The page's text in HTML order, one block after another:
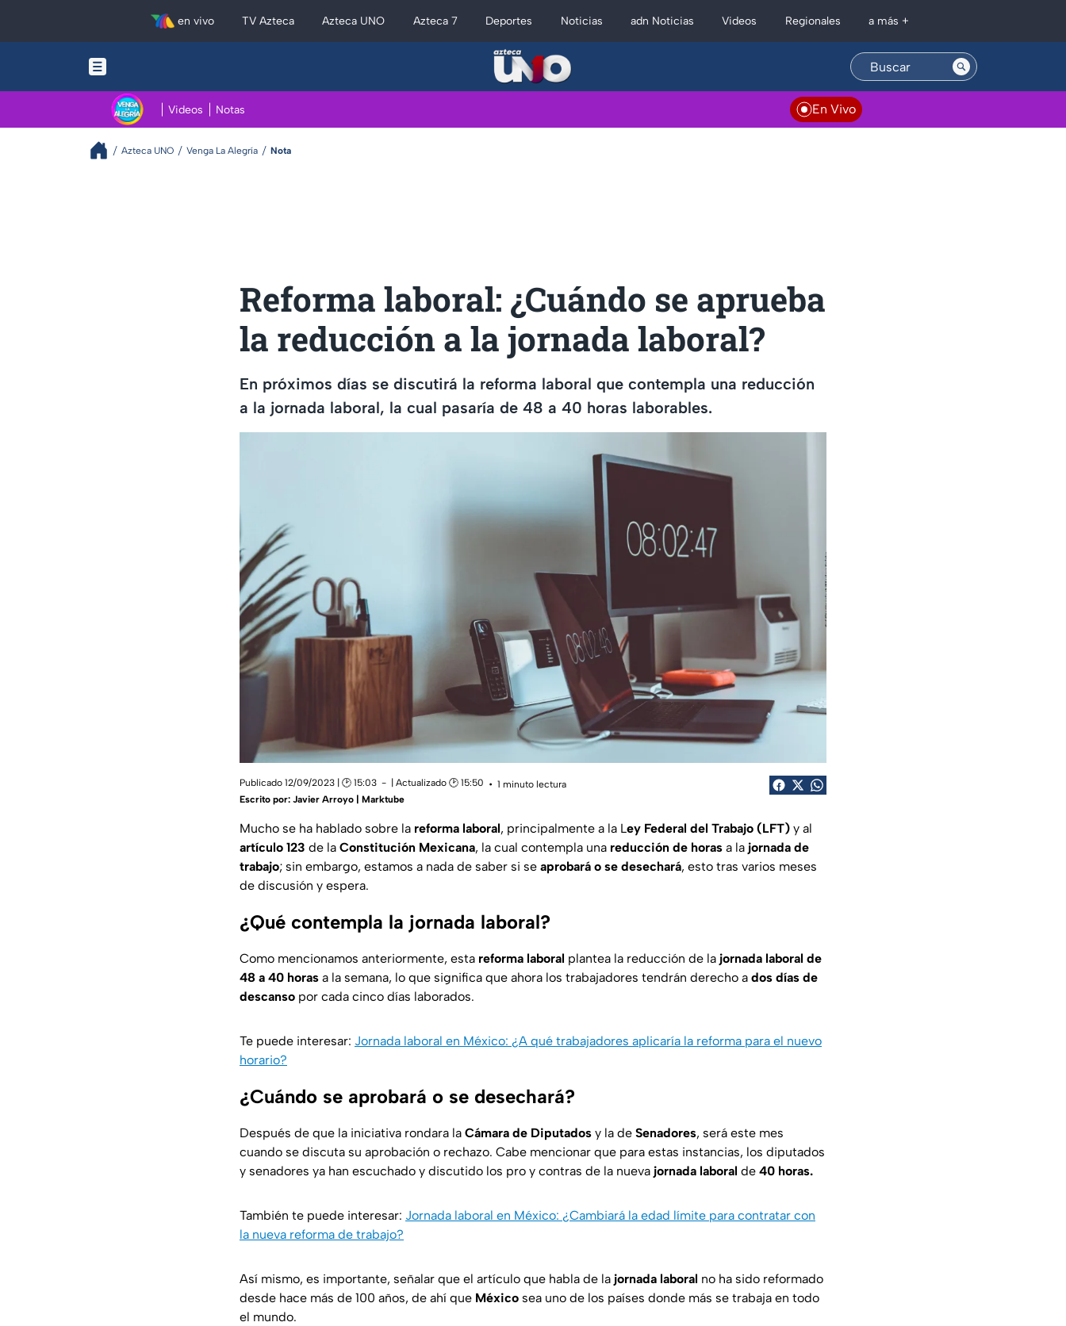
en vivo TV Azteca Azteca UNO Azteca 7 Deportes Noticias adn Noticias Videos Regionales a más +
Videos Notas En Vivo
Azteca UNO Venga La Alegría Nota
Reforma laboral: ¿Cuándo se aprueba
la reducción a la jornada laboral?
En próximos días se discutirá la reforma laboral que contempla una reducción
a la jornada laboral, la cual pasaría de 48 a 40 horas laborables.
Publicado 12/09/2023 | 🕑 15:03 | Actualizado 🕑 15:50
1 minuto lectura
Escrito por: Javier Arroyo | Marktube
Mucho se ha hablado sobre la reforma laboral, principalmente a la Ley Federal del Trabajo (LFT) y al
artículo 123 de la Constitución Mexicana, la cual contempla una reducción de horas a la jornada de
trabajo; sin embargo, estamos a nada de saber si se aprobará o se desechará, esto tras varios meses
de discusión y espera.
¿Qué contempla la jornada laboral?
Como mencionamos anteriormente, esta reforma laboral plantea la reducción de la jornada laboral de
48 a 40 horas a la semana, lo que significa que ahora los trabajadores tendrán derecho a dos días de
descanso por cada cinco días laborados.
Te puede interesar: Jornada laboral en México: ¿A qué trabajadores aplicaría la reforma para el nuevo
horario?
¿Cuándo se aprobará o se desechará?
Después de que la iniciativa rondara la Cámara de Diputados y la de Senadores, será este mes
cuando se discuta su aprobación o rechazo. Cabe mencionar que para estas instancias, los diputados
y senadores ya han escuchado y discutido los pro y contras de la nueva jornada laboral de 40 horas.
También te puede interesar: Jornada laboral en México: ¿Cambiará la edad límite para contratar con
la nueva reforma de trabajo?
Así mismo, es importante, señalar que el artículo que habla de la jornada laboral no ha sido reformado
desde hace más de 100 años, de ahí que México sea uno de los países donde más se trabaja en todo
el mundo.